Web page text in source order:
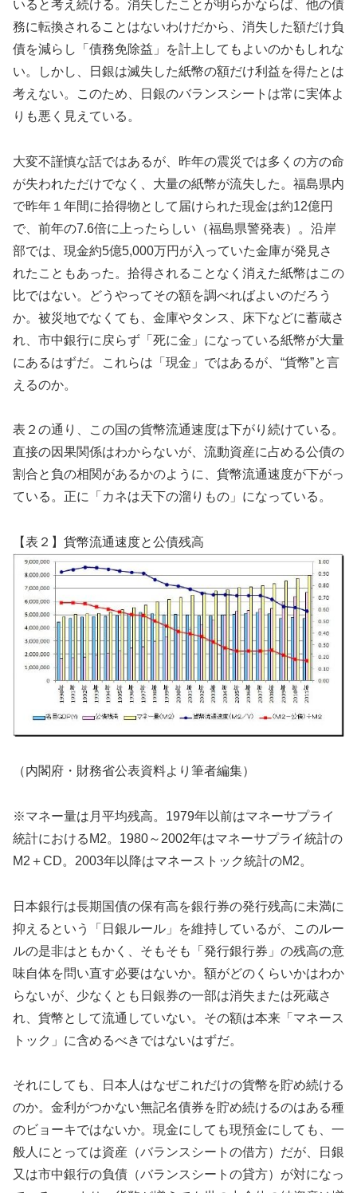
いると考え続ける。消失したことが明らかならば、他の債
務に転換されることはないわけだから、消失した額だけ負
債を減らし「債務免除益」を計上してもよいのかもしれな
い。しかし、日銀は滅失した紙幣の額だけ利益を得たとは
考えない。このため、日銀のバランスシートは常に実体よ
りも悪く見えている。
大変不謹慎な話ではあるが、昨年の震災では多くの方の命
が失われただけでなく、大量の紙幣が流失した。福島県内
で昨年１年間に拾得物として届けられた現金は約12億円
で、前年の7.6倍に上ったらしい（福島県警発表）。沿岸
部では、現金約5億5,000万円が入っていた金庫が発見さ
れたこともあった。拾得されることなく消えた紙幣はこの
比ではない。どうやってその額を調べればよいのだろう
か。被災地でなくても、金庫やタンス、床下などに蓄蔵さ
れ、市中銀行に戻らず「死に金」になっている紙幣が大量
にあるはずだ。これらは「現金」ではあるが、“貨幣”と言
えるのか。
表２の通り、この国の貨幣流通速度は下がり続けている。
直接の因果関係はわからないが、流動資産に占める公債の
割合と負の相関があるかのように、貨幣流通速度が下がっ
ている。正に「カネは天下の溜りもの」になっている。
【表２】貨幣流通速度と公債残高
（内閣府・財務省公表資料より筆者編集）
※マネー量は月平均残高。1979年以前はマネーサプライ
統計におけるM2。1980～2002年はマネーサプライ統計の
M2＋CD。2003年以降はマネーストック統計のM2。
日本銀行は長期国債の保有高を銀行券の発行残高に未満に
抑えるという「日銀ルール」を維持しているが、このルー
ルの是非はともかく、そもそも「発行銀行券」の残高の意
味自体を問い直す必要はないか。額がどのくらいかはわか
らないが、少なくとも日銀券の一部は消失または死蔵さ
れ、貨幣として流通していない。その額は本来「マネース
トック」に含めるべきではないはずだ。
それにしても、日本人はなぜこれだけの貨幣を貯め続ける
のか。金利がつかない無記名債券を貯め続けるのはある種
のビョーキではないか。現金にしても現預金にしても、一
般人にとっては資産（バランスシートの借方）だが、日銀
又は市中銀行の負債（バランスシートの貸方）が対になっ